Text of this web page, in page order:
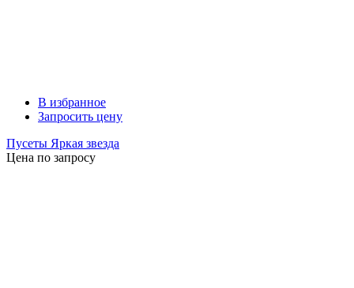
В избранное
Запросить цену
Пусеты Яркая звезда
Цена по запросу